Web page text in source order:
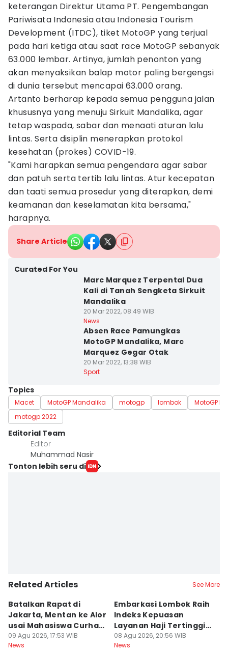
keterangan Direktur Utama PT. Pengembangan
Pariwisata Indonesia atau Indonesia Tourism
Development (ITDC), tiket MotoGP yang terjual
pada hari ketiga atau saat race MotoGP sebanyak
63.000 lembar. Artinya, jumlah penonton yang
akan menyaksikan balap motor paling bergengsi
di dunia tersebut mencapai 63.000 orang.
Artanto berharap kepada semua pengguna jalan
khususnya yang menuju Sirkuit Mandalika, agar
tetap waspada, sabar dan menaati aturan lalu
lintas. Serta disiplin menerapkan protokol
kesehatan (prokes) COVID-19.
"Kami harapkan semua pengendara agar sabar
dan patuh serta tertib lalu lintas. Atur kecepatan
dan taati semua prosedur yang diterapkan, demi
keamanan dan keselamatan kita bersama,"
harapnya.
Share Article
Curated For You
Marc Marquez Terpental Dua
Kali di Tanah Sengketa Sirkuit
Mandalika
20 Mar 2022, 08:49 WIB
News
Absen Race Pamungkas
MotoGP Mandalika, Marc
Marquez Gegar Otak
20 Mar 2022, 13:38 WIB
Sport
Topics
Macet MotoGP Mandalika motogp lombok
MotoGP
motogp 2022
Editorial Team
Editor
Muhammad Nasir
Tonton lebih seru di
Related Articles See More
Batalkan Rapat di
Jakarta, Mentan ke Alor
usai Mahasiswa Curhat
Beras Mahal
09 Agu 2026, 17:53 WIB
News
Embarkasi Lombok Raih
Indeks Kepuasan
Layanan Haji Tertinggi
Nasional
08 Agu 2026, 20:56 WIB
News